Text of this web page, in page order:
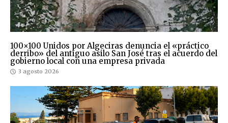
100×100 Unidos por Algeciras denuncia el «práctico
derribo» del antiguo asilo San José tras el acuerdo del
gobierno local con una empresa privada
3 agosto 2026